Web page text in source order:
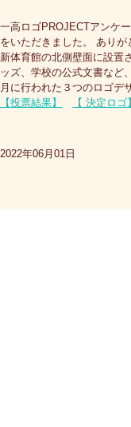
一高ロゴPROJECTアンケ
をいただきました。 あり
新体育館の北側壁面に設置
ッズ、学校の公式文書など
月に行われた３つのロゴデ
【投票結果】
【 決定ロゴ】
2022年06月01日